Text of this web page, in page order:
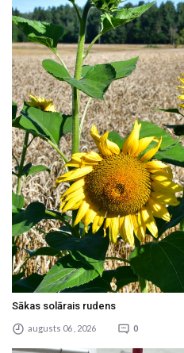
Sākas solārais rudens
augusts 06 , 2026 0